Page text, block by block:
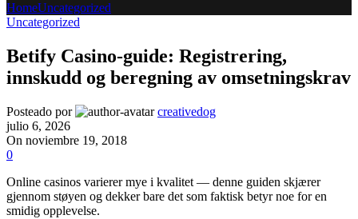
HomeUncategorized
Uncategorized
Betify Casino-guide: Registrering,
innskudd og beregning av omsetningskrav
Posteado por
creativedog
julio 6, 2026
On noviembre 19, 2018
0
Online casinos varierer mye i kvalitet — denne guiden skjærer
gjennom støyen og dekker bare det som faktisk betyr noe for en
smidig opplevelse.